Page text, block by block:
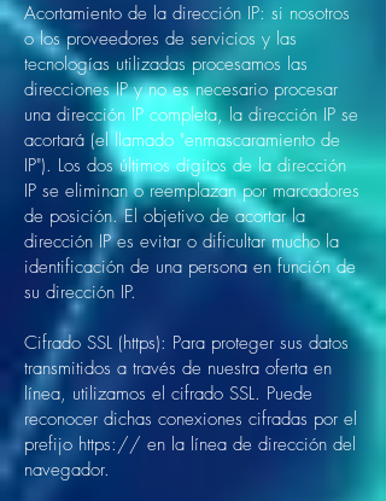
Acortamiento de la dirección IP: si nosotros
o los proveedores de servicios y las
tecnologías utilizadas procesamos las
direcciones IP y no es necesario procesar
una dirección IP completa, la dirección IP se
acortará (el llamado "enmascaramiento de
IP"). Los dos últimos dígitos de la dirección
IP se eliminan o reemplazan por marcadores
de posición. El objetivo de acortar la
dirección IP es evitar o dificultar mucho la
identificación de una persona en función de
su dirección IP.
Cifrado SSL (https): Para proteger sus datos
transmitidos a través de nuestra oferta en
línea, utilizamos el cifrado SSL. Puede
reconocer dichas conexiones cifradas por el
prefijo https:// en la línea de dirección del
navegador.